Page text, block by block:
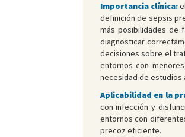
Importancia clínica:
definición de sepsis
más posibilidades de
diagnosticar
decisiones sobre el
entornos con
necesidad de estudios
Aplicabilidad en la
con infección y
entornos con
precoz eficiente.